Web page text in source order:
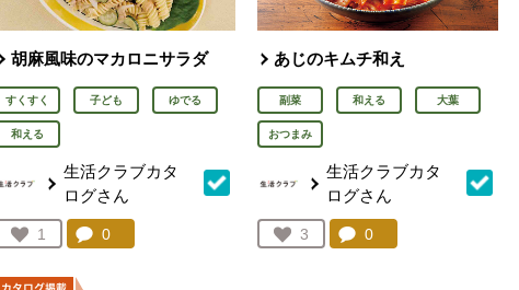
胡麻風味のマカロニサラダ
すくすく 子ども ゆでる
和える
生活クラブカタ
ログさん
お気に入り登録：
1
人が登録
コメント：
0
あじのキムチ和え
副菜 和える 大葉
おつまみ
生活クラブカタ
ログさん
お気に入り登録：
3
人が登録
コメント：
0件。コメントを見る。